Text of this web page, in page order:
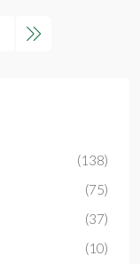
(138)
(75)
(37)
(10)